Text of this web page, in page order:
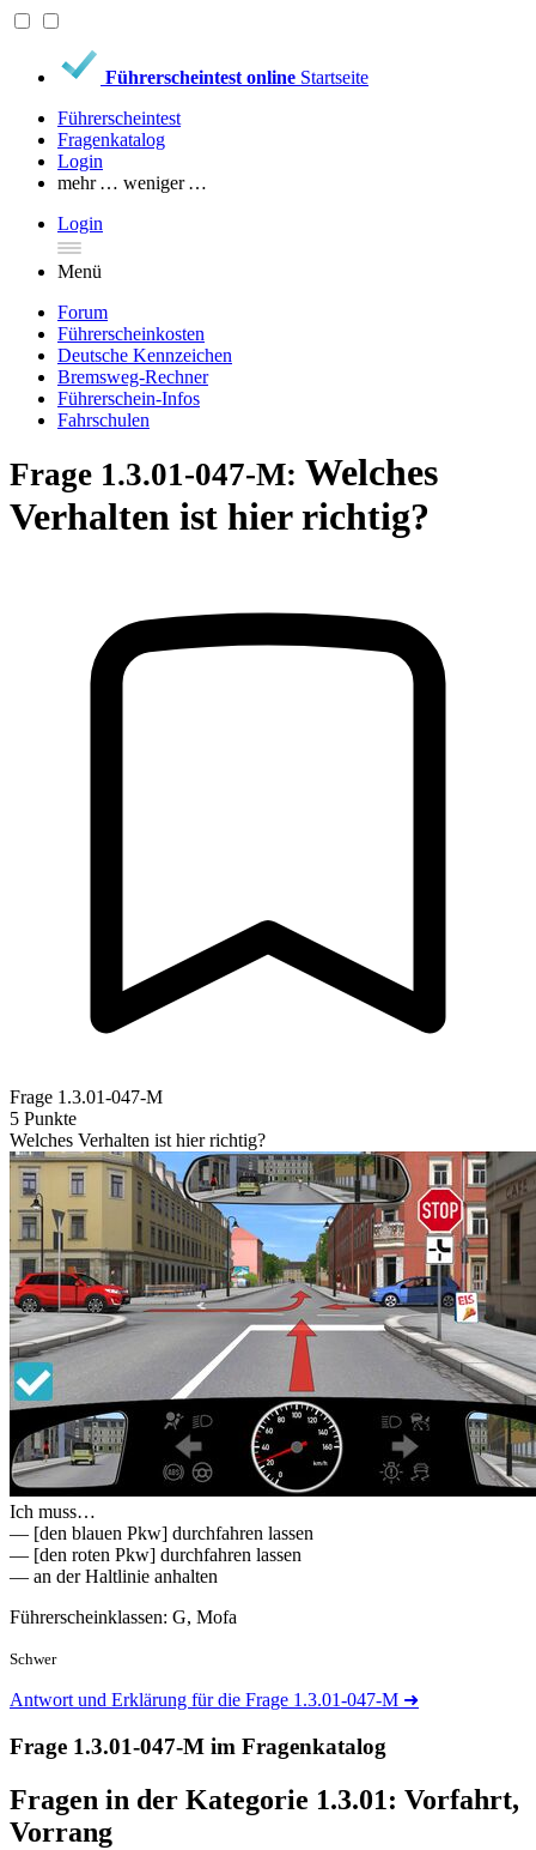
Führerscheintest online Startseite
Führerscheintest
Fragenkatalog
Login
mehr … weniger …
Login
Menü
Forum
Führerscheinkosten
Deutsche Kennzeichen
Bremsweg-Rechner
Führerschein-Infos
Fahrschulen
Frage 1.3.01-047-M: Welches
Verhalten ist hier richtig?
Frage 1.3.01-047-M
5 Punkte
Welches Verhalten ist hier richtig?
Ich muss…
— [den blauen Pkw] durchfahren lassen
— [den roten Pkw] durchfahren lassen
— an der Haltlinie anhalten
Führerscheinklassen: G, Mofa
Schwer
Antwort und Erklärung für die Frage 1.3.01-047-M ➜
Frage 1.3.01-047-M im Fragenkatalog
Fragen in der Kategorie 1.3.01: Vorfahrt,
Vorrang